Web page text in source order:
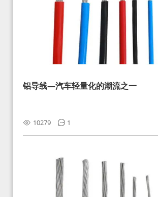
铝导线—汽车轻量化的潮流之一
10279 1